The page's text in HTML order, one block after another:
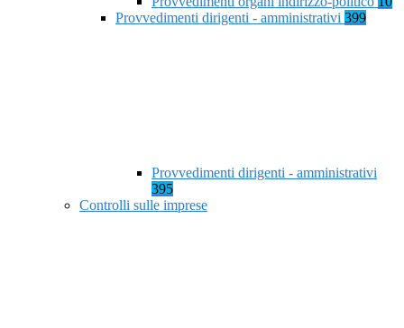
Provvedimenti dirigenti - amministrativi 399
Provvedimenti dirigenti - amministrativi
395
Controlli sulle imprese